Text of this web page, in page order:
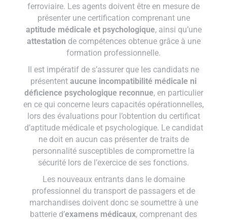
ferroviaire. Les agents doivent être en mesure de
présenter une certification comprenant une
aptitude médicale et psychologique, ainsi qu’une
attestation de compétences obtenue grâce à une
formation professionnelle.
Il est impératif de s’assurer que les candidats ne
présentent aucune incompatibilité médicale ni
déficience psychologique reconnue, en particulier
en ce qui concerne leurs capacités opérationnelles,
lors des évaluations pour l’obtention du certificat
d’aptitude médicale et psychologique. Le candidat
ne doit en aucun cas présenter de traits de
personnalité susceptibles de compromettre la
sécurité lors de l’exercice de ses fonctions.
Les nouveaux entrants dans le domaine
professionnel du transport de passagers et de
marchandises doivent donc se soumettre à une
batterie d’examens médicaux, comprenant des